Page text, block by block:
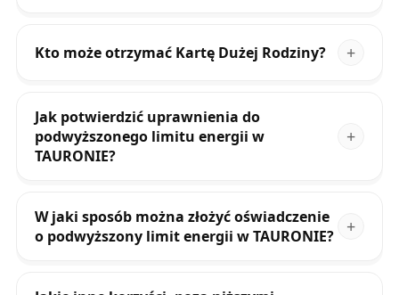
Kto może otrzymać Kartę Dużej Rodziny?
Jak potwierdzić uprawnienia do
podwyższonego limitu energii w
TAURONIE?
W jaki sposób można złożyć oświadczenie
o podwyższony limit energii w TAURONIE?